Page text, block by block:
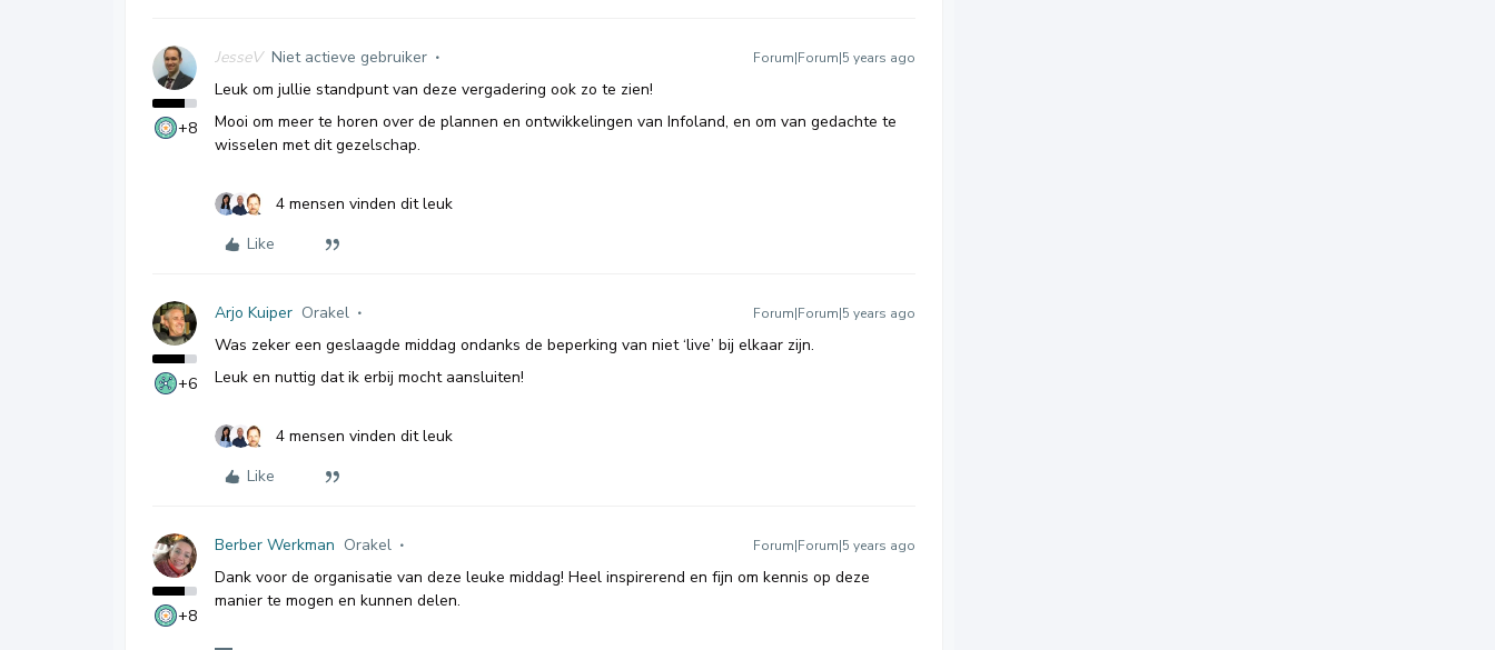
+8
JesseV Niet actieve gebruiker Forum|Forum|5 years ago
Leuk om jullie standpunt van deze vergadering ook zo te zien!
Mooi om meer te horen over de plannen en ontwikkelingen van Infoland, en om van gedachte te
wisselen met dit gezelschap.
4 mensen vinden dit leuk
Like
+6
Arjo Kuiper Orakel Forum|Forum|5 years ago
Was zeker een geslaagde middag ondanks de beperking van niet ‘live’ bij elkaar zijn.
Leuk en nuttig dat ik erbij mocht aansluiten!
4 mensen vinden dit leuk
Like
+8
Berber Werkman Orakel Forum|Forum|5 years ago
Dank voor de organisatie van deze leuke middag! Heel inspirerend en fijn om kennis op deze
manier te mogen en kunnen delen.